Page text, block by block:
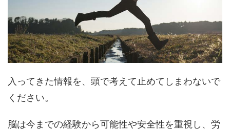
入ってきた情報を、頭で考えて止めてしまわないで
ください。
脳は今までの経験から可能性や安全性を重視し、労